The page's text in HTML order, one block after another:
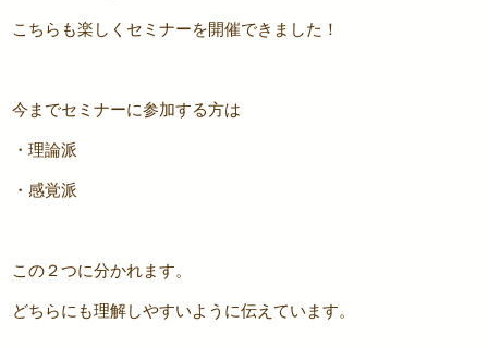
こちらも楽しくセミナーを開催できました！
今までセミナーに参加する方は
・理論派
・感覚派
この２つに分かれます。
どちらにも理解しやすいように伝えています。